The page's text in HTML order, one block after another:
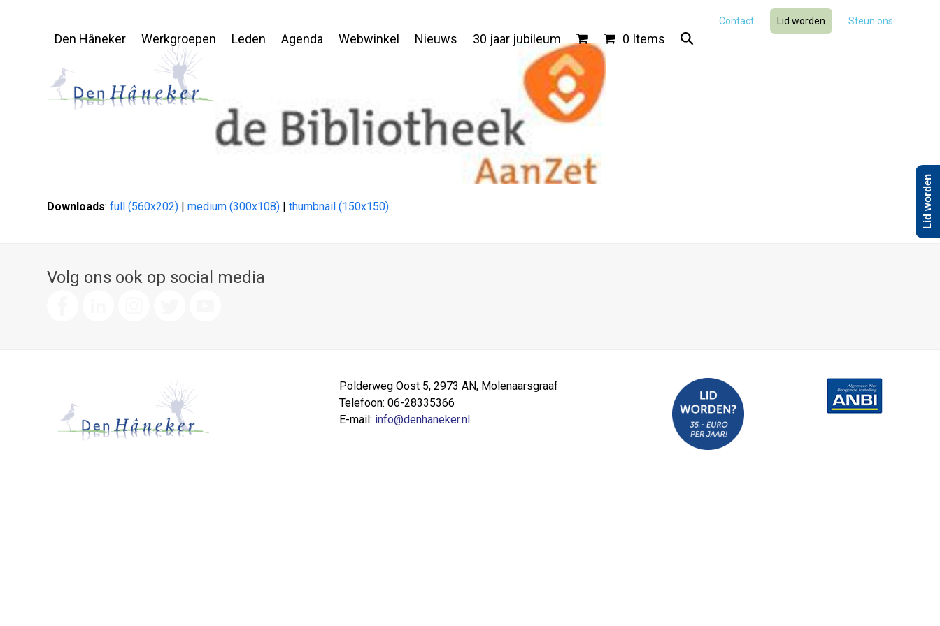
Contact Lid worden Steun ons
Den Hâneker Werkgroepen Leden Agenda Webwinkel Nieuws 30 jaar jubileum 0 Items
Downloads:full (560x202) |medium (300x108) |thumbnail (150x150)
Volg ons ook op social media
Polderweg Oost 5, 2973 AN, Molenaarsgraaf
Telefoon: 06-28335366
E-mail: info@denhaneker.nl
Lid worden